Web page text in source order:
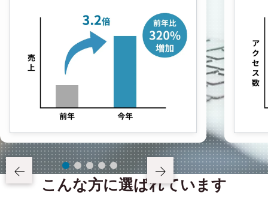
こんな方に選ばれています